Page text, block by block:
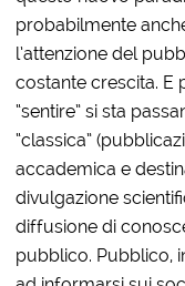
probabilmente
l’attenzione del
costante crescita. E
“sentire” si sta
“classica”
accademica e
divulgazione
diffusione di
pubblico. Pubblico,